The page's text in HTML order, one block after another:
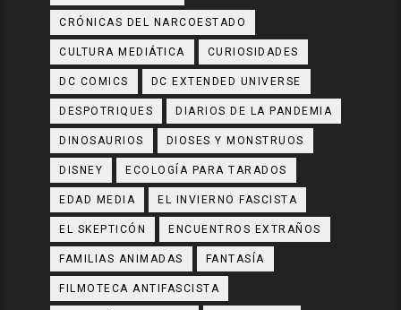
CRÓNICAS DEL NARCOESTADO
CULTURA MEDIÁTICA CURIOSIDADES
DC COMICS DC EXTENDED UNIVERSE
DESPOTRIQUES DIARIOS DE LA PANDEMIA
DINOSAURIOS DIOSES Y MONSTRUOS
DISNEY ECOLOGÍA PARA TARADOS
EDAD MEDIA EL INVIERNO FASCISTA
EL SKEPTICÓN ENCUENTROS EXTRAÑOS
FAMILIAS ANIMADAS FANTASÍA
FILMOTECA ANTIFASCISTA